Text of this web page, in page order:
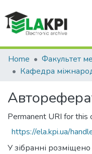
Communities &
All of DSpace
Statistics
Home
Permanent URI for this
https://ela.kpi.ua/
У зібранні